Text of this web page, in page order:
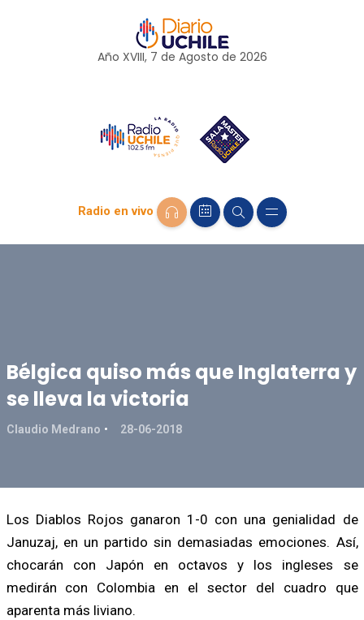
Año XVIII, 7 de Agosto de 2026
Radio en vivo
Bélgica quiso más que Inglaterra y
se lleva la victoria
Claudio Medrano 28-06-2018
Los Diablos Rojos ganaron 1-0 con una genialidad de
Januzaj, en un partido sin demasiadas emociones. Así,
chocarán con Japón en octavos y los ingleses se
medirán con Colombia en el sector del cuadro que
aparenta más liviano.